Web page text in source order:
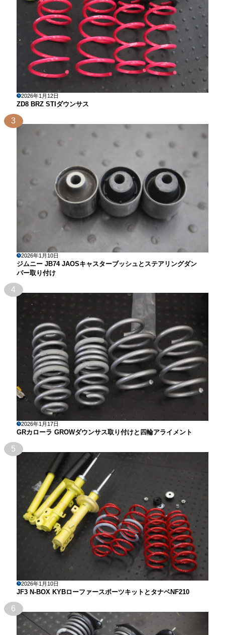
2026年1月12日
ZD8 BRZ STIダウンサス
3
2026年1月10日
ジムニー JB74 JAOSキャスターブッシュとステアリングダン
パー取り付け
4
2026年1月17日
GRカローラ GROWダウンサス取り付けと四輪アライメント
5
2026年1月10日
JF3 N-BOX KYBローファースポーツキットとタナベNF210
6